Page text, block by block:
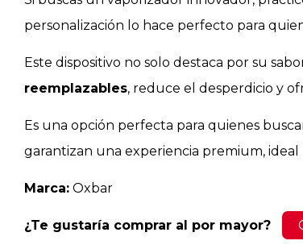
personalización lo hace perfecto para
Este dispositivo no solo destaca por su
reemplazables, reduce el desperdicio y
Es una opción perfecta para quienes
garantizan una experiencia premium,
Marca: Oxbar
¿Te gustaría comprar al por mayor?